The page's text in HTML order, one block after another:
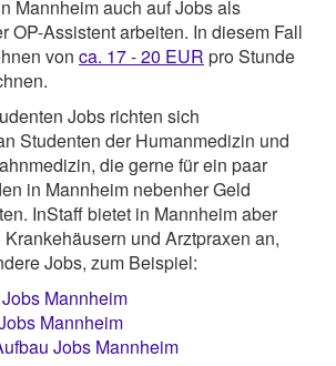
Mannheim auch auf Jobs als
OP-Assistent arbeiten. In diesem Fall
von ca. 17 - 20 EUR pro Stunde
Jobs richten sich
Studenten der Humanmedizin und
die gerne für ein paar
in Mannheim nebenher Geld
InStaff bietet in Mannheim aber
und Arztpraxen an,
Jobs, zum Beispiel:
Mannheim
Mannheim
Jobs Mannheim